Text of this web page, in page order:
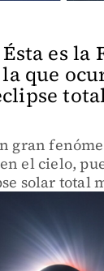
es la
la que
gran
el cielo,
solar total